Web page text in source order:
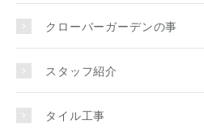
クローバーガーデンの事
スタッフ紹介
タイル工事